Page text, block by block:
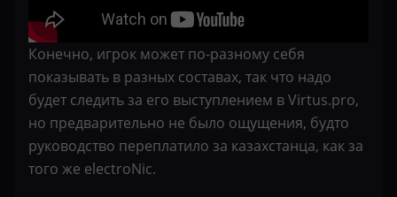
Конечно, игрок может по-разному себя
показывать в разных составах, так что надо
будет следить за его выступлением в Virtus.pro,
но предварительно не было ощущения, будто
руководство переплатило за казахстанца, как за
того же electroNic.